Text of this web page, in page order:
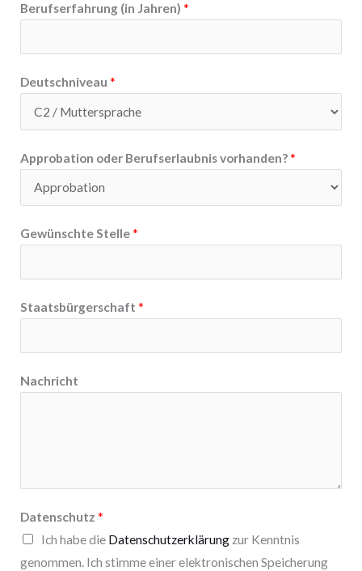
Berufserfahrung (in Jahren) *
Deutschniveau *
Approbation oder Berufserlaubnis vorhanden?*
Gewünschte Stelle*
Staatsbürgerschaft *
Nachricht
Datenschutz *
Ich habe die Datenschutzerklärung zur Kenntnis
genommen. Ich stimme einer elektronischen Speicherung